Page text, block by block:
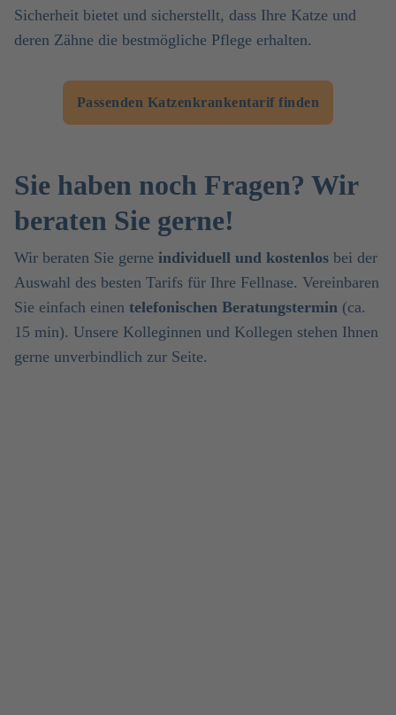
Sicherheit bietet und sicherstellt, dass Ihre Katze und
deren Zähne die bestmögliche Pflege erhalten.
Passenden Katzenkrankentarif finden
Sie haben noch Fragen? Wir
beraten Sie gerne!
Wir beraten Sie gerne individuell und kostenlos bei der
Auswahl des besten Tarifs für Ihre Fellnase. Vereinbaren
Sie einfach einen telefonischen Beratungstermin (ca.
15 min). Unsere Kolleginnen und Kollegen stehen Ihnen
gerne unverbindlich zur Seite.